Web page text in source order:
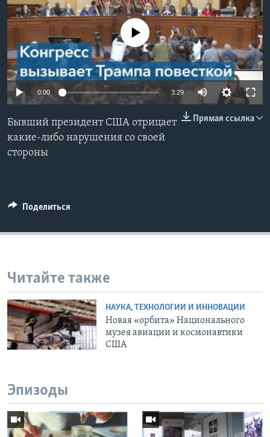
Learning English
СОЦИАЛЬНЫЕ СЕТИ
No media source currently available
0:00 3:29
Прямая ссылка
Бывший президент США отрицает
какие-либо нарушения со своей
стороны
Поделиться
Читайте также
НАУКА, ТЕХНОЛОГИИ И ИННОВАЦИИ
Новая «орбита» Национального
музея авиации и космонавтики
США
Эпизоды